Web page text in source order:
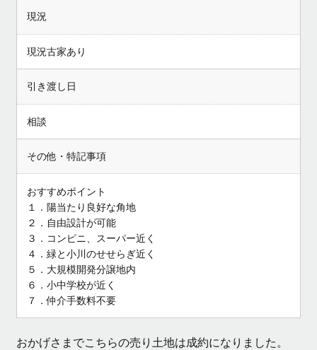
現況
現況古家あり
引き渡し日
相談
その他・特記事項
おすすめポイント
１．陽当たり良好な角地
２．自由設計が可能
３．コンピニ、スーパー近く
４．緑と小川のせせらぎ近く
５．大規模開発分譲地内
６．小中学校が近く
７．仲介手数料不要
おかげさまでこちらの売り土地は成約になりました。